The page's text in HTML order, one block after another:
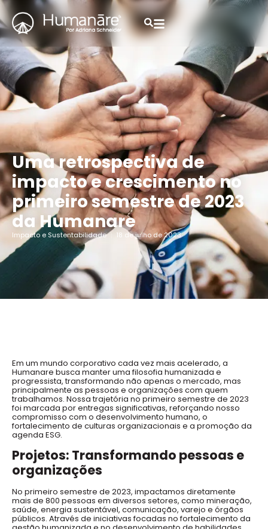
Uma retrospectiva de
impacto e crescimento no
primeiro semestre de 2023
da Humanare
Impacto e Sustentabilidade 18 de julho de 2023
Em um mundo corporativo cada vez mais acelerado, a
Humanare busca manter uma filosofia humanizada e
progressista, transformando não apenas o mercado, mas
principalmente as pessoas e organizações com quem
trabalhamos. Nossa trajetória no primeiro semestre de 2023
foi marcada por entregas significativas, reforçando nosso
compromisso com o desenvolvimento humano, o
fortalecimento de culturas organizacionais e a promoção da
agenda ESG.
Projetos: Transformando pessoas e
organizações
No primeiro semestre de 2023, impactamos diretamente
mais de 800 pessoas em diversos setores, como mineração,
saúde, energia sustentável, comunicação, varejo e órgãos
públicos. Através de iniciativas focadas no fortalecimento da